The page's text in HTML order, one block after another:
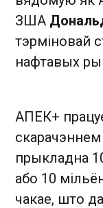
ЗША
тэрміновай
нафтавых
АПЕК+
прыкладна
або 10
чакае, што